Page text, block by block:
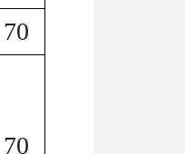
70
70